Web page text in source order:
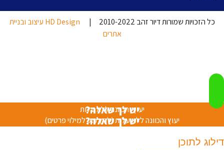
כל הזכויות שמורות דיור זהב 2010-2022 |
HD Design עיצוב ובניית
אתרים
יש לך שאלה?
יעוץ והכוונה ללא עלות
יש לך שאלה?
יעוץ והכוונה ללא עלות (לחץ כאן למילוי פרטים)
דילוג לתוכן